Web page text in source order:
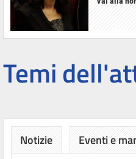
Temi
Notizie Eventi e